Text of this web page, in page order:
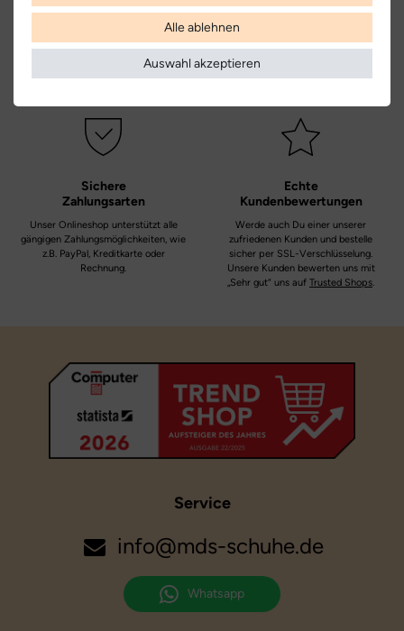
Lieferung
versandkostenfrei und erfolgt mit
Originalprodukte!
die direkt vom Hersteller bezogen
werden, in unseren Regalen liegen und
versandfertig sind.
Sichere
Zahlungsarten
Unser Onlineshop unterstützt alle
gängigen Zahlungsmöglichkeiten, wie
z.B. PayPal, Kreditkarte oder
Rechnung.
Echte
Kundenbewertungen
Werde auch Du einer unserer
zufriedenen Kunden und bestelle
sicher per SSL-Verschlüsselung.
Unsere Kunden bewerten uns mit
„Sehr gut“ uns auf Trusted Shops
Service
info@mds-schuhe.de
Whatsapp
Alle ablehnen
Auswahl akzeptieren